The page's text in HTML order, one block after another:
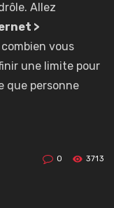
Allez
>
vous
une limite pour
que personne
0 3713